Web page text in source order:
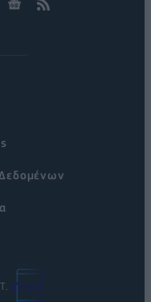
Δεδομένων